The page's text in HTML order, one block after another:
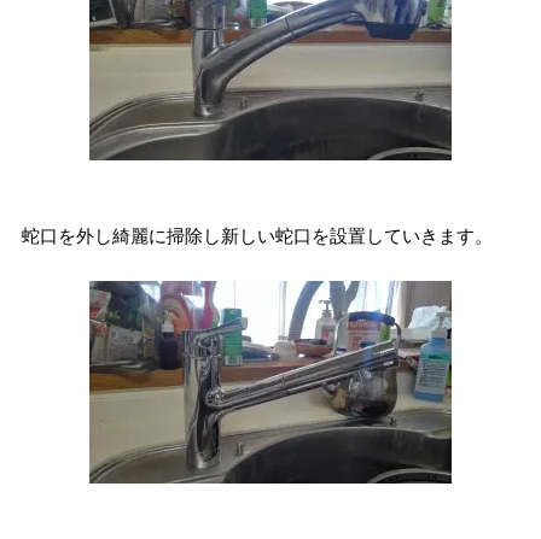
蛇口を外し綺麗に掃除し新しい蛇口を設置していきます。